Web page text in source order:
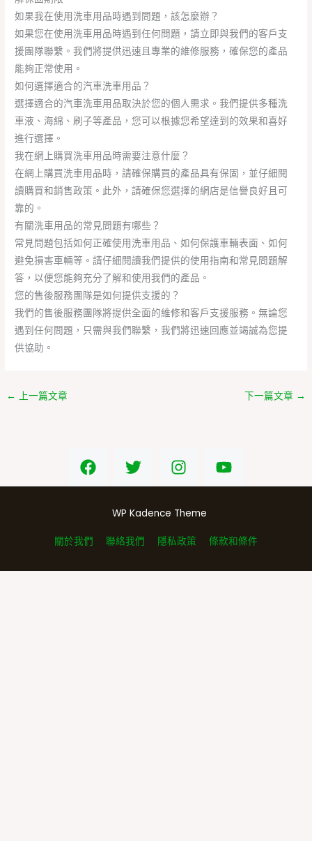
如果我在使用洗車用品時遇到問題，該怎麼辦？
如果您在使用洗車用品時遇到任何問題，請立即與我們的客戶支
援團隊聯繫。我們將提供迅速且專業的維修服務，確保您的產品
能夠正常使用。
如何選擇適合的汽車洗車用品？
選擇適合的汽車洗車用品取決於您的個人需求。我們提供多種洗
車液、海綿、刷子等產品，您可以根據您希望達到的效果和喜好
進行選擇。
我在網上購買洗車用品時需要注意什麼？
在網上購買洗車用品時，請確保購買的產品具有保固，並仔細閱
讀購買和銷售政策。此外，請確保您選擇的網店是信譽良好且可
靠的。
有關洗車用品的常見問題有哪些？
常見問題包括如何正確使用洗車用品、如何保護車輛表面、如何
避免損害車輛等。請仔細閱讀我們提供的使用指南和常見問題解
答，以便您能夠充分了解和使用我們的產品。
您的售後服務團隊是如何提供支援的？
我們的售後服務團隊將提供全面的維修和客戶支援服務。無論您
遇到任何問題，只需與我們聯繫，我們將迅速回應並竭誠為您提
供協助。
← 上一篇文章 下一篇文章 →
WP Kadence Theme
關於我們 聯絡我們 隱私政策 條款和條件